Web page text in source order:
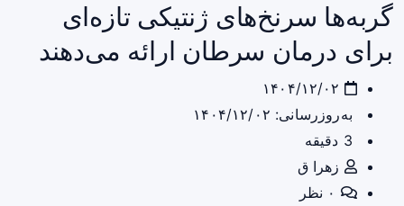
گربه‌ها سرنخ‌های ژنتیکی تازه‌ای
برای درمان سرطان ارائه می‌دهند
به‌روزرسانی: ۱۴۰۴/۱۲/۰۲
زهرا ق